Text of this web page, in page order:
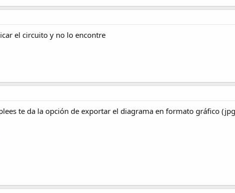
el circuito y no lo encontre
te da la opción de exportar el diagrama en formato gráfico